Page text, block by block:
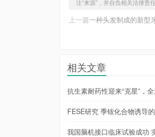
注“来源”，并自负相关法律责
上一篇一种头发制成的新型
相关文章
抗生素耐药性迎来“克星”，
FESE研究 季铵化合物诱导
我国脑机接口临床试验成功